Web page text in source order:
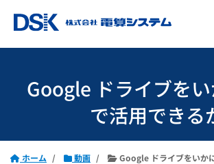
Google ドライブを
で活用できる
ホーム 動画 Google ドライブをいか